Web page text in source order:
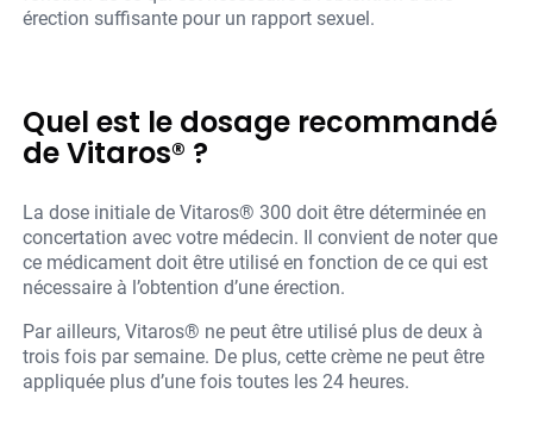
érection suffisante pour un rapport sexuel.
Quel est le dosage recommandé
de Vitaros® ?
La dose initiale de Vitaros® 300 doit être déterminée en
concertation avec votre médecin. Il convient de noter que
ce médicament doit être utilisé en fonction de ce qui est
nécessaire à l’obtention d’une érection.
Par ailleurs, Vitaros® ne peut être utilisé plus de deux à
trois fois par semaine. De plus, cette crème ne peut être
appliquée plus d’une fois toutes les 24 heures.